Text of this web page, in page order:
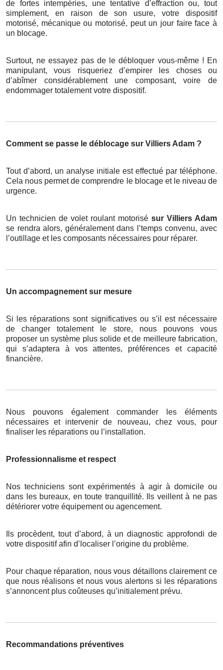
de fortes intempéries, une tentative d’effraction ou, tout
simplement, en raison de son usure, votre dispositif
motorisé, mécanique ou motorisé, peut un jour faire face à
un blocage.
Surtout, ne essayez pas de le débloquer vous-même ! En
manipulant, vous risqueriez d’empirer les choses ou
d’abîmer considérablement une composant, voire de
endommager totalement votre dispositif.
Comment se passe le déblocage sur Villiers Adam ?
Tout d’abord, un analyse initiale est effectué par téléphone.
Cela nous permet de comprendre le blocage et le niveau de
urgence.
Un technicien de volet roulant motorisé sur Villiers Adam
se rendra alors, généralement dans l’temps convenu, avec
l’outillage et les composants nécessaires pour réparer.
Un accompagnement sur mesure
Si les réparations sont significatives ou s’il est nécessaire
de changer totalement le store, nous pouvons vous
proposer un système plus solide et de meilleure fabrication,
qui s’adaptera à vos attentes, préférences et capacité
financière.
Nous pouvons également commander les éléments
nécessaires et intervenir de nouveau, chez vous, pour
finaliser les réparations ou l’installation.
Professionnalisme et respect
Nos techniciens sont expérimentés à agir à domicile ou
dans les bureaux, en toute tranquillité. Ils veillent à ne pas
détériorer votre équipement ou agencement.
Ils procèdent, tout d’abord, à un diagnostic approfondi de
votre dispositif afin d’localiser l’origine du problème.
Pour chaque réparation, nous vous détaillons clairement ce
que nous réalisons et nous vous alertons si les réparations
s’annoncent plus coûteuses qu’initialement prévu.
Recommandations préventives